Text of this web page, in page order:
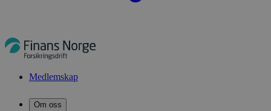
Medlemskap
Om oss